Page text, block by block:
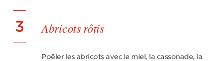
3 Abricots rôtis
Poêler les abricots avec le miel, la cassonade, la